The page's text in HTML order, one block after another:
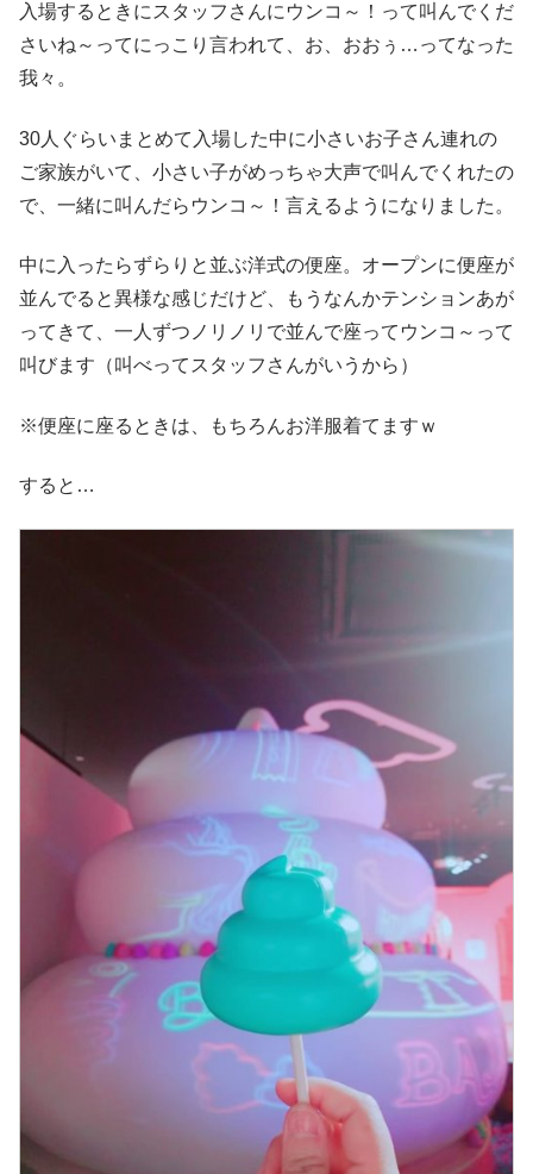
入場するときにスタッフさんにウンコ～！って叫んでくだ
さいね～ってにっこり言われて、お、おおぅ…ってなった
我々。
30人ぐらいまとめて入場した中に小さいお子さん連れの
ご家族がいて、小さい子がめっちゃ大声で叫んでくれたの
で、一緒に叫んだらウンコ～！言えるようになりました。
中に入ったらずらりと並ぶ洋式の便座。オープンに便座が
並んでると異様な感じだけど、もうなんかテンションあが
ってきて、一人ずつノリノリで並んで座ってウンコ～って
叫びます（叫べってスタッフさんがいうから）
※便座に座るときは、もちろんお洋服着てますｗ
すると…